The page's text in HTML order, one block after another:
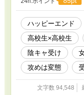
お願いいたします！
ハッピーエンド
高校生×高校生
陰キャ受け
攻めは変態
文字数 94,548